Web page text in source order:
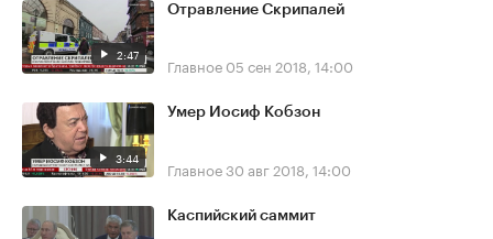
2:47
Отравление Скрипалей
Главное 05 сен 2018, 14:00
3:44
Умер Иосиф Кобзон
Главное30 авг 2018, 14:00
Каспийский саммит